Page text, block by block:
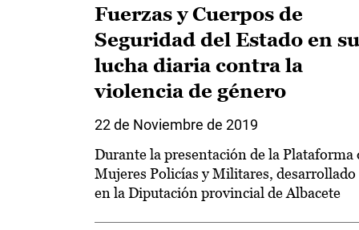
Fuerzas y Cuerpos de
Seguridad del Estado en su
lucha diaria contra la
violencia de género
22 de Noviembre de 2019
Durante la presentación de la Plataforma
Mujeres Policías y Militares, desarrollado
en la Diputación provincial de Albacete